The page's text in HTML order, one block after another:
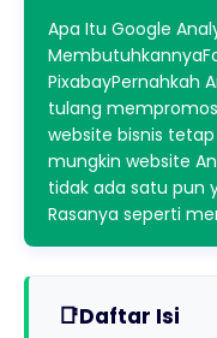
Apa Itu Google
PixabayPernahkah
tulang
website bisnis
mungkin website
tidak ada satu pun
Rasanya seperti
Daftar Isi